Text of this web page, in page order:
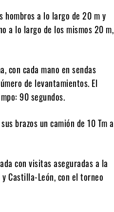
hombros a lo largo de 20 m y
a lo largo de los mismos 20 m,
con cada mano en sendas
de levantamientos. El
90 segundos.
brazos un camión de 10 Tm a
con visitas aseguradas a la
y Castilla-León, con el torneo